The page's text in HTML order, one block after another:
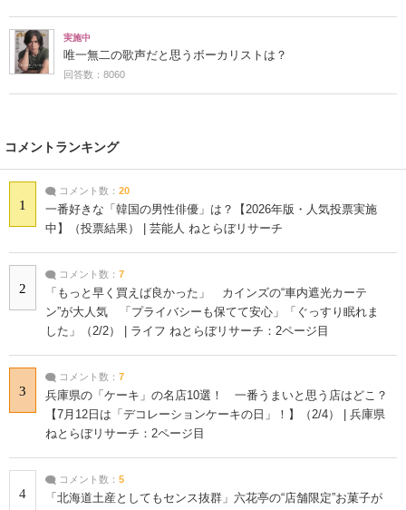
実施中
唯一無二の歌声だと思うボーカリストは？
回答数：8060
コメントランキング
1
コメント数： 20
一番好きな「韓国の男性俳優」は？【2026年版・人気投票実施
中】（投票結果） | 芸能人 ねとらぼリサーチ
2
コメント数： 7
「もっと早く買えば良かった」 カインズの“車内遮光カーテ
ン”が大人気 「プライバシーも保てて安心」「ぐっすり眠れま
した」（2/2） | ライフ ねとらぼリサーチ：2ページ目
3
コメント数： 7
兵庫県の「ケーキ」の名店10選！ 一番うまいと思う店はどこ？
【7月12日は「デコレーションケーキの日」！】（2/4） | 兵庫県
ねとらぼリサーチ：2ページ目
4
コメント数： 5
「北海道土産としてもセンス抜群」六花亭の“店舗限定”お菓子が